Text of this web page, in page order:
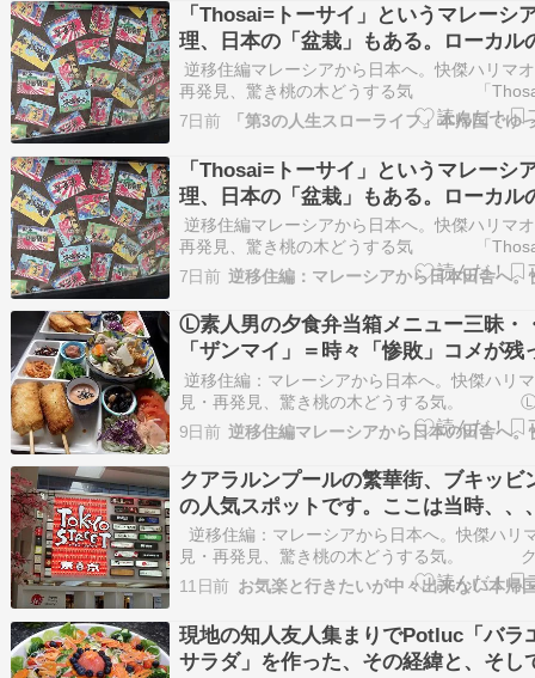
「Thosai=トーサイ」というマレーシ
理、日本の「盆栽」もある。ローカル
メニュー群
逆移住編マレーシアから日本へ。快傑ハリマ
再発見、驚き桃の木どうする気 「
サイ」というマレーシア料理、日本の「盆栽」
ローカルの食事メニュー群マレーシアでは、
き届いた盆栽の店もあれば、そうでない店も
日本の…
7日前
「Thosai=トーサイ」というマレーシ
理、日本の「盆栽」もある。ローカル
メニュー群
逆移住編マレーシアから日本へ。快傑ハリマ
再発見、驚き桃の木どうする気 「
サイ」というマレーシア料理、日本の「盆栽」
ローカルの食事メニュー群マレーシアでは、
き届いた盆栽の店もあれば、そうでない店もあ
日本の…
7日前
Ⓛ素人男の夕食弁当箱メニュー三昧・
「ザンマイ」＝時々「惨敗」コメが残
「残米」、、、、複数の意味という意
「斬舞＝ざんまい」かも。
逆移住編：マレーシアから日本へ。快傑ハリ
見・再発見、驚き桃の木どうする気。 Ⓛ
の夕食弁当箱メニュー三昧・・・・「ザンマイ
「惨敗」コメが残ったら「残米」、、、、複
いう意味の「斬舞＝ざんまい」かも。では、
中の弁当箱メニ…
9日前
クアラルンプールの繁華街、ブキッビ
の人気スポットです。ここは当時、、
何度も
逆移住編：マレーシアから日本へ。快傑ハリ
見・再発見、驚き桃の木どうする気。 ク
ンプールの繁華街、ブキッビンタンの人気スポ
す。ここは当時、、、、、何度も行きました
はちゃんと覚えておかないと家には帰れません
オン6階の一番…
11日前
現地の知人友人集まりでPotluc「バラ
サラダ」を作った、その経緯と、そし